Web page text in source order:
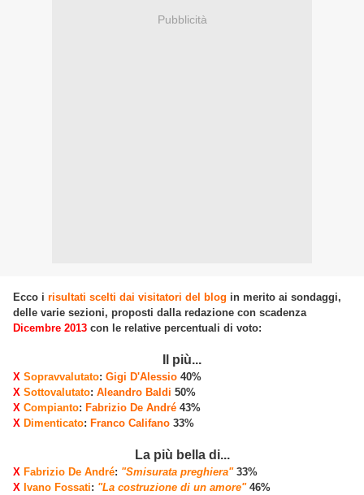
Pubblicità
Ecco i risultati scelti dai visitatori del blog in merito ai sondaggi,
delle varie sezioni, proposti dalla redazione con scadenza
Dicembre 2013 con le relative percentuali di voto:
Il più...
X Sopravvalutato: Gigi D'Alessio 40%
X Sottovalutato: Aleandro Baldi 50%
X Compianto: Fabrizio De André 43%
X Dimenticato: Franco Califano 33%
La più bella di...
X Fabrizio De André: "Smisurata preghiera"33%
X Ivano Fossati: "La costruzione di un amore"46%